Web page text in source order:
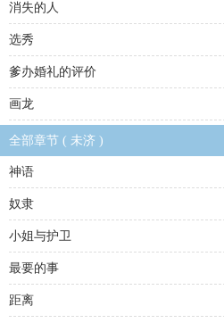
消失的人
选秀
爹办婚礼的评价
画龙
全部章节 ( 未济 )
神语
奴隶
小姐与护卫
最要的事
距离